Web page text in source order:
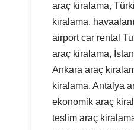
araç kiralama,
kiralama,
airport car rental
araç kiralama,
Ankara araç
kiralama, Antalya
ekonomik araç
teslim araç